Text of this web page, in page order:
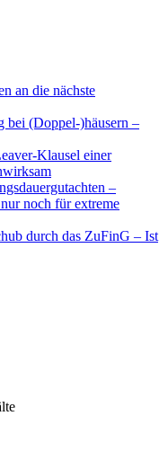
an die nächste
bei (Doppel-)häusern –
Klausel einer
–
noch für extreme
durch das ZuFinG – Ist